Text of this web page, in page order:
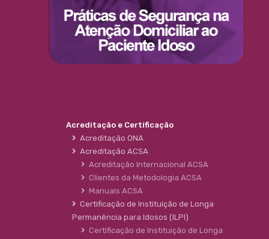
Acreditação e Certificação
Acreditação ONA
Acreditação ACSA
Acreditação Internacional ACSA
Clientes da Metodologia ACSA
Manuais ACSA
Certificação de Instituição de Longa
Permanência para Idosos (ILPI)
Certificação de Instituição de Longa